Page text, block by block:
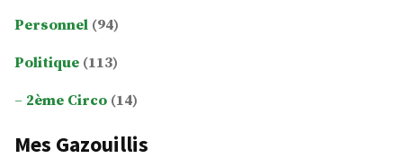
Personnel (94)
Politique (113)
2ème Circo (14)
Mes Gazouillis